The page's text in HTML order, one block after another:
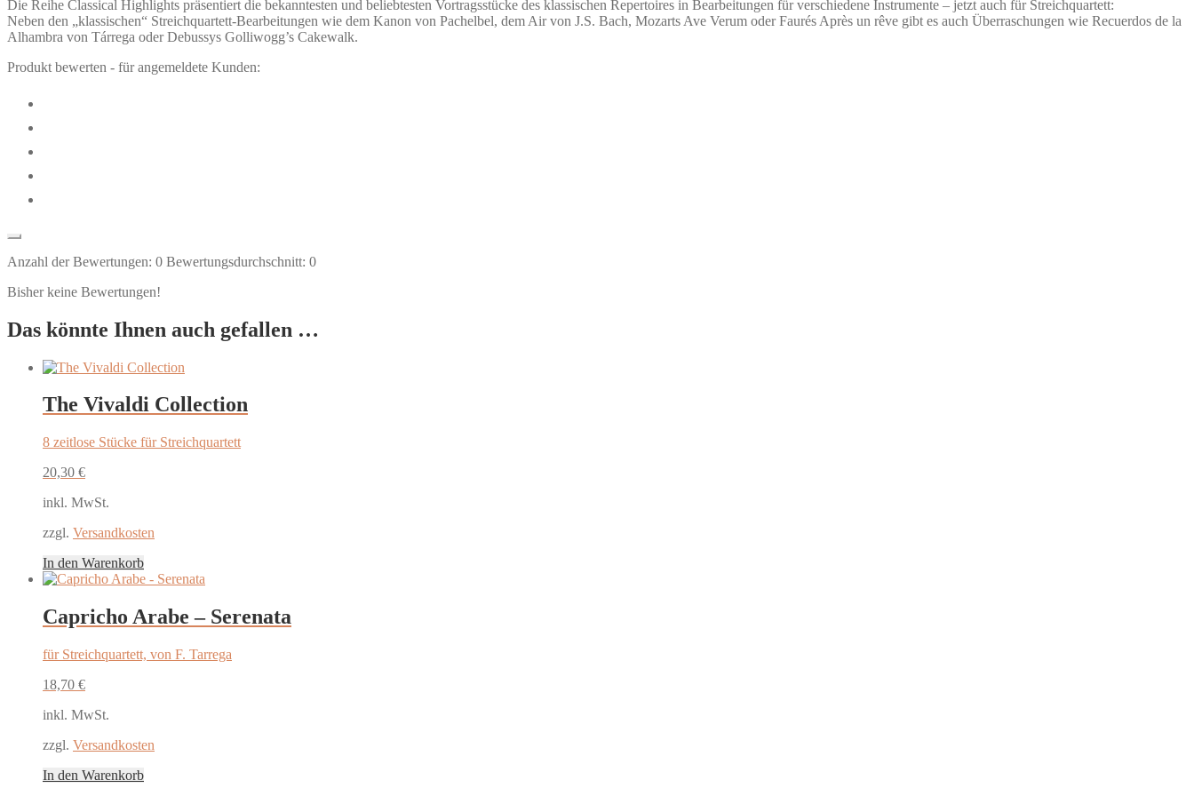
Die Reihe Classical Highlights präsentiert die bekanntesten und beliebtesten Vortragsstücke des klassischen Repertoires in Bearbeitungen für verschiedene Instrumente – jetzt auch für Streichquartett:
Neben den „klassischen“ Streichquartett-Bearbeitungen wie dem Kanon von Pachelbel, dem Air von J.S. Bach, Mozarts Ave Verum oder Faurés Après un rêve gibt es auch Überraschungen wie Recuerdos de la
Alhambra von Tárrega oder Debussys Golliwogg’s Cakewalk.
Produkt bewerten - für angemeldete Kunden:
Anzahl der Bewertungen: 0 Bewertungsdurchschnitt: 0
Bisher keine Bewertungen!
Das könnte Ihnen auch gefallen …
The Vivaldi Collection
8 zeitlose Stücke für Streichquartett
20,30 €
inkl. MwSt.
zzgl. Versandkosten
In den Warenkorb
Capricho Arabe – Serenata
für Streichquartett, von F. Tarrega
18,70 €
inkl. MwSt.
zzgl. Versandkosten
In den Warenkorb